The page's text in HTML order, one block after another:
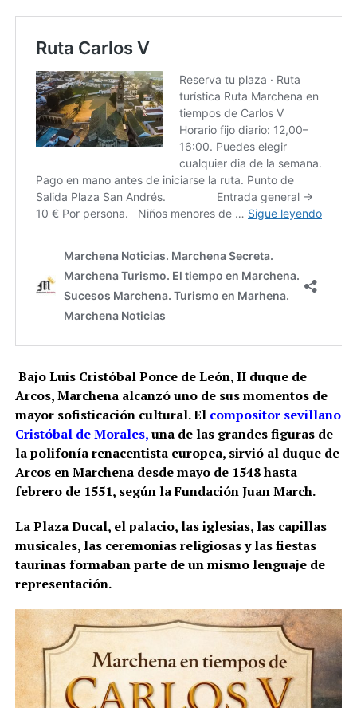
Bajo Luis Cristóbal Ponce de León, II duque de
Arcos, Marchena alcanzó uno de sus momentos de
mayor sofisticación cultural. El compositor sevillano
Cristóbal de Morales,una de las grandes figuras de
la polifonía renacentista europea, sirvió al duque de
Arcos en Marchena desde mayo de 1548 hasta
febrero de 1551, según la Fundación Juan March.
La Plaza Ducal, el palacio, las iglesias, las capillas
musicales, las ceremonias religiosas y las fiestas
taurinas formaban parte de un mismo lenguaje de
representación.